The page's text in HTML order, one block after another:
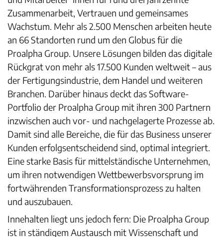
Zusammenarbeit, Vertrauen und gemeinsames
Wachstum. Mehr als 2.500 Menschen arbeiten heute
an 66 Standorten rund um den Globus für die
Proalpha Group. Unsere Lösungen bilden das digitale
Rückgrat von mehr als 17.500 Kunden weltweit – aus
der Fertigungsindustrie, dem Handel und weiteren
Branchen. Darüber hinaus deckt das Software-
Portfolio der Proalpha Group mit ihren 300 Partnern
inzwischen auch vor- und nachgelagerte Prozesse ab.
Damit sind alle Bereiche, die für das Business unserer
Kunden erfolgsentscheidend sind, optimal integriert.
Eine starke Basis für mittelständische Unternehmen,
um ihren notwendigen Wettbewerbsvorsprung im
fortwährenden Transformationsprozess zu halten
und auszubauen.
Innehalten liegt uns jedoch fern: Die Proalpha Group
ist in ständigem Austausch mit Wissenschaft und